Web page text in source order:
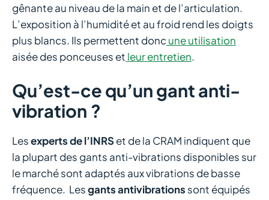
gênante au niveau de la main et de l’articulation.
L’exposition à l’humidité et au froid rend les doigts
plus blancs. Ils permettent donc une utilisation
aisée des ponceuses et leur entretien.
Qu’est-ce qu’un gant anti-
vibration ?
Lesexperts de l’INRSet de la CRAM indiquent que
la plupart des gants anti-vibrations disponibles sur
le marché sont adaptés aux vibrations de basse
fréquence. Lesgants antivibrations sont équipés